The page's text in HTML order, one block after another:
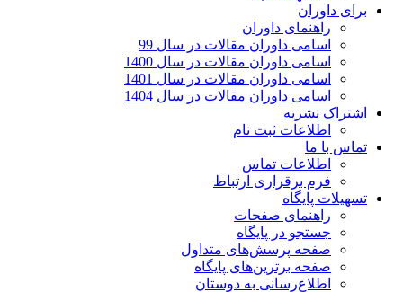
برای داوران
راهنمای داوران
اسامی داوران مقالات در سال 99
اسامی داوران مقالات در سال 1400
اسامی داوران مقالات در سال 1401
اسامی داوران مقالات در سال 1404
اشتراک نشریه
اطلاعات ثبت نام
تماس با ما
اطلاعات تماس
فرم برقراری ارتباط
تسهیلات پایگاه
راهنمای صفحات
جستجو در پایگاه
صفحه پرسش‌های متداول
صفحه برترین‌های پایگاه
اطلاع‌رسانی به دوستان